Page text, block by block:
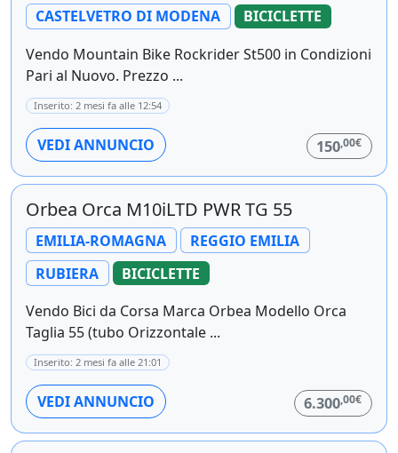
CASTELVETRO DI MODENA
BICICLETTE
Vendo Mountain Bike Rockrider St500 in Condizioni
Pari al Nuovo. Prezzo ...
Inserito: 2 mesi fa alle 12:54
VEDI ANNUNCIO 150,00€
Orbea Orca M10iLTD PWR TG 55
EMILIA-ROMAGNA
REGGIO EMILIA
RUBIERA
BICICLETTE
Vendo Bici da Corsa Marca Orbea Modello Orca
Taglia 55 (tubo Orizzontale ...
Inserito: 2 mesi fa alle 21:01
VEDI ANNUNCIO 6.300,00€